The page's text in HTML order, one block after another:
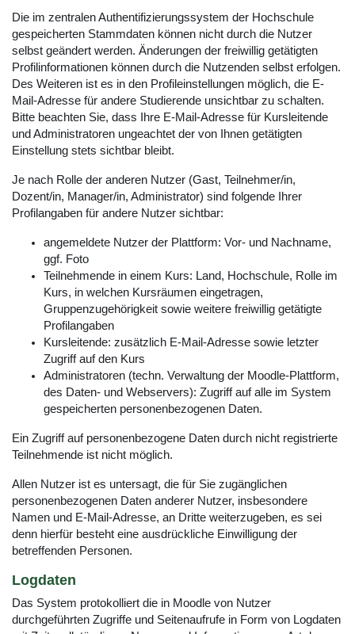
Die im zentralen Authentifizierungssystem der Hochschule
gespeicherten Stammdaten können nicht durch die Nutzer
selbst geändert werden. Änderungen der freiwillig getätigten
Profilinformationen können durch die Nutzenden selbst erfolgen.
Des Weiteren ist es in den Profileinstellungen möglich, die E-
Mail-Adresse für andere Studierende unsichtbar zu schalten.
Bitte beachten Sie, dass Ihre E-Mail-Adresse für Kursleitende
und Administratoren ungeachtet der von Ihnen getätigten
Einstellung stets sichtbar bleibt.
Je nach Rolle der anderen Nutzer (Gast, Teilnehmer/in,
Dozent/in, Manager/in, Administrator) sind folgende Ihrer
Profilangaben für andere Nutzer sichtbar:
angemeldete Nutzer der Plattform: Vor- und Nachname,
ggf. Foto
Teilnehmende in einem Kurs: Land, Hochschule, Rolle im
Kurs, in welchen Kursräumen eingetragen,
Gruppenzugehörigkeit sowie weitere freiwillig getätigte
Profilangaben
Kursleitende: zusätzlich E-Mail-Adresse sowie letzter
Zugriff auf den Kurs
Administratoren (techn. Verwaltung der Moodle-Plattform,
des Daten- und Webservers): Zugriff auf alle im System
gespeicherten personenbezogenen Daten.
Ein Zugriff auf personenbezogene Daten durch nicht registrierte
Teilnehmende ist nicht möglich.
Allen Nutzer ist es untersagt, die für Sie zugänglichen
personenbezogenen Daten anderer Nutzer, insbesondere
Namen und E-Mail-Adresse, an Dritte weiterzugeben, es sei
denn hierfür besteht eine ausdrückliche Einwilligung der
betreffenden Personen.
Logdaten
Das System protokolliert die in Moodle von Nutzer
durchgeführten Zugriffe und Seitenaufrufe in Form von Logdaten